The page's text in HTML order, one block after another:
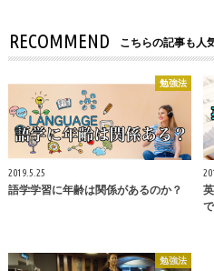
RECOMMEND こちらの記事も人
勉強法
2019.5.25
語学学習に年齢は関係があるのか？
勉強法